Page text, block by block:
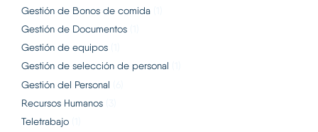
Gestión de Bonos de comida
Gestión de Documentos
Gestión de equipos
Gestión de selección de personal
Gestión del Personal
Recursos Humanos
Teletrabajo